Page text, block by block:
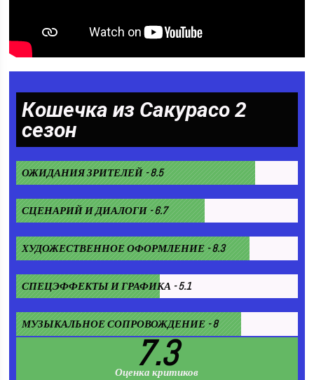
Кошечка из Сакурасо 2
сезон
ОЖИДАНИЯ ЗРИТЕЛЕЙ - 8.5
СЦЕНАРИЙ И ДИАЛОГИ - 6.7
ХУДОЖЕСТВЕННОЕ ОФОРМЛЕНИЕ - 8.3
СПЕЦЭФФЕКТЫ И ГРАФИКА - 5.1
МУЗЫКАЛЬНОЕ СОПРОВОЖДЕНИЕ - 8
7.3
Оценка критиков